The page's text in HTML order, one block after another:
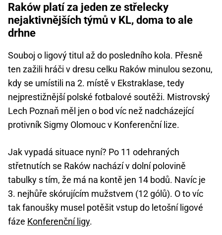
Raków platí za jeden ze střelecky
nejaktivnějších týmů v KL, doma to ale
drhne
Souboj o ligový titul až do posledního kola. Přesně
ten zažili hráči v dresu celku Raków minulou sezonu,
kdy se umístili na 2. místě v Ekstraklase, tedy
nejprestižnější polské fotbalové soutěži. Mistrovský
Lech Poznaň měl jen o bod víc než nadcházející
protivník Sigmy Olomouc v Konferenční lize.
Jak vypadá situace nyní? Po 11 odehraných
střetnutích se Raków nachází v dolní polovině
tabulky s tím, že má na kontě jen 14 bodů. Navíc je
3. nejhůře skórujícím mužstvem (12 gólů). O to víc
tak fanoušky musel potěšit vstup do letošní ligové
fáze Konferenční ligy.